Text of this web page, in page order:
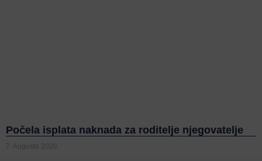
Počela isplata naknada za roditelje njegovatelje
7. Augusta 2026.